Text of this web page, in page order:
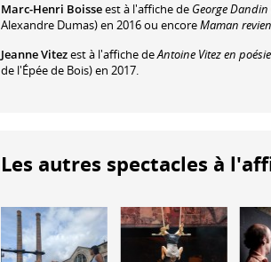
Marc-Henri Boisseest à l'affiche de George Dandin
Alexandre Dumas) en 2016 ou encoreMaman
Jeanne Vitezest à l'affiche deAntoine Vitez en
de l'Épée de Bois) en 2017.
Les autres spectacles à